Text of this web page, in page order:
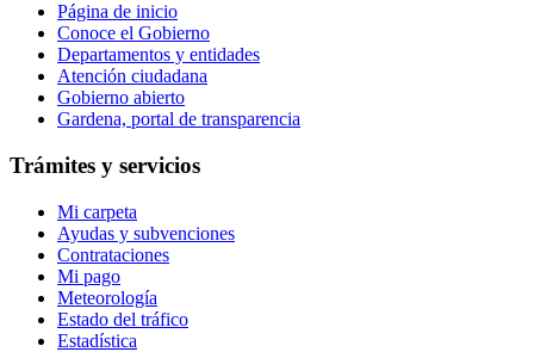
Página de inicio
Conoce el Gobierno
Departamentos y entidades
Atención ciudadana
Gobierno abierto
Gardena, portal de transparencia
Trámites y servicios
Mi carpeta
Ayudas y subvenciones
Contrataciones
Mi pago
Meteorología
Estado del tráfico
Estadística